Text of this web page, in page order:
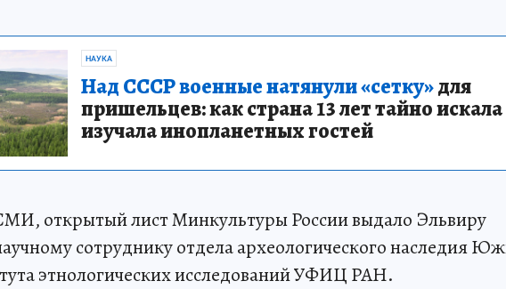
НАУКА
Над СССР военные натянули «сетку»для
пришельцев: как страна 13 лет тайно
изучала инопланетных гостей
открытый лист Минкультуры России выдало Эльвиру
сотруднику отдела археологического наследия
этнологических исследований УФИЦ РАН.